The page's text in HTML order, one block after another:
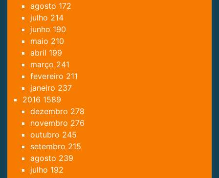
agosto 172
julho 214
junho 190
maio 210
abril 199
março 241
fevereiro 211
janeiro 237
2016 1589
dezembro 278
novembro 276
outubro 245
setembro 215
agosto 239
julho 192